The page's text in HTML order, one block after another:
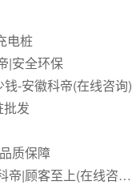
电桩
|安全环保
-安徽科帝(在线咨询)
发
质保障
黄山落地式新能源汽车充电桩-安徽科帝|顾客至上(在线咨询)